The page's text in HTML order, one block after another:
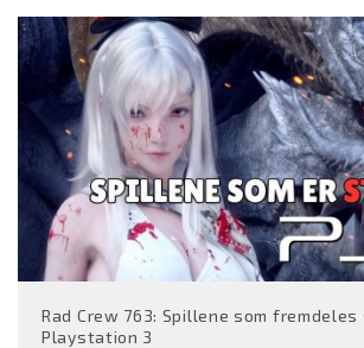
Rad Crew 763: Spillene som
Playstation 3